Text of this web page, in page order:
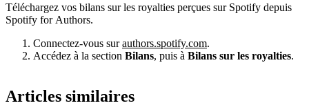
Téléchargez vos bilans sur les royalties perçues sur Spotify depuis
Spotify for Authors.
Connectez-vous surauthors.spotify.com.
Accédez à la section Bilans, puis à Bilans sur les royalties.
Articles similaires